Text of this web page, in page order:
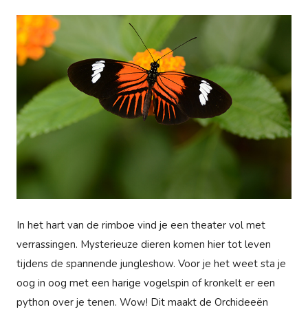
In het hart van de rimboe vind je een theater vol met
verrassingen. Mysterieuze dieren komen hier tot leven
tijdens de spannende jungleshow. Voor je het weet sta je
oog in oog met een harige vogelspin of kronkelt er een
python over je tenen. Wow! Dit maakt de Orchideeën